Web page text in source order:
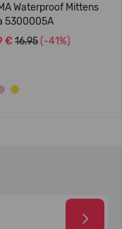
Waterproof Mittens
5300005A
€ 16.95 (-41%)